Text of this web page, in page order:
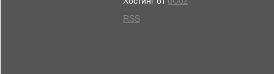
RSS